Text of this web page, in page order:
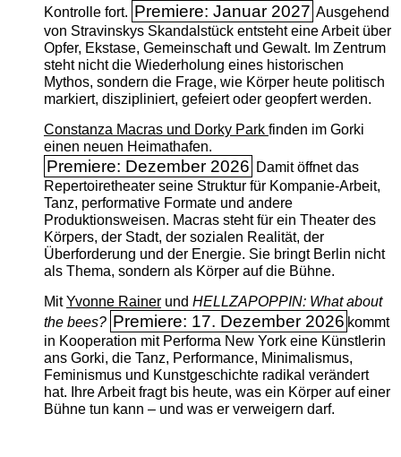
Kontrolle fort. Premiere: Januar 2027 Ausgehend
von Stravinskys Skandalstück entsteht eine Arbeit über
Opfer, Ekstase, Gemeinschaft und Gewalt. Im Zentrum
steht nicht die Wiederholung eines historischen
Mythos, sondern die Frage, wie Körper heute politisch
markiert, diszipliniert, gefeiert oder geopfert werden.
Constanza Macras und Dorky Park finden im Gorki
einen neuen Heimathafen.
Premiere: Dezember 2026 Damit öffnet das
Repertoiretheater seine Struktur für Kompanie-Arbeit,
Tanz, performative Formate und andere
Produktionsweisen. Macras steht für ein Theater des
Körpers, der Stadt, der sozialen Realität, der
Überforderung und der Energie. Sie bringt Berlin nicht
als Thema, sondern als Körper auf die Bühne.
MitYvonne Rainerund HELLZAPOPPIN: What about
the bees? Premiere: 17. Dezember 2026 kommt
in Kooperation mit Performa New York eine Künstlerin
ans Gorki, die Tanz, Performance, Minimalismus,
Feminismus und Kunstgeschichte radikal verändert
hat. Ihre Arbeit fragt bis heute, was ein Körper auf einer
Bühne tun kann – und was er verweigern darf.